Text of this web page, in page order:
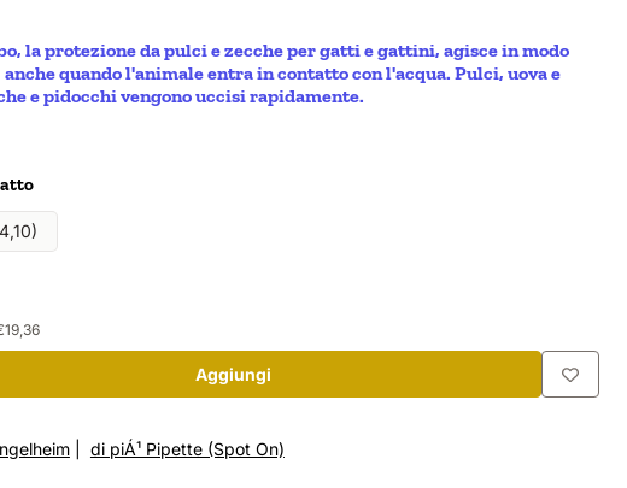
la protezione da pulci e zecche per gatti e gattini, agisce in modo
quando l'animale entra in contatto con l'acqua. Pulci, uova e
e pidocchi vengono uccisi rapidamente.
per
19,36
Aggiungi
| di piÁ¹ Pipette (Spot On)